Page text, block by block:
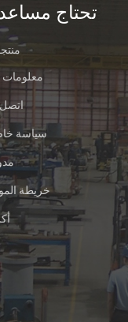
تحتاج
معلومات
اتصل
سياسة
خريطة